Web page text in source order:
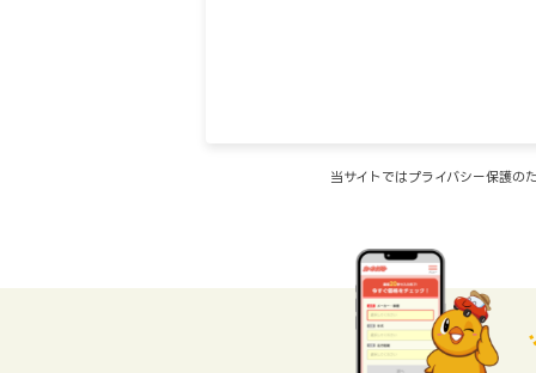
当サイトではプライバシー保護の